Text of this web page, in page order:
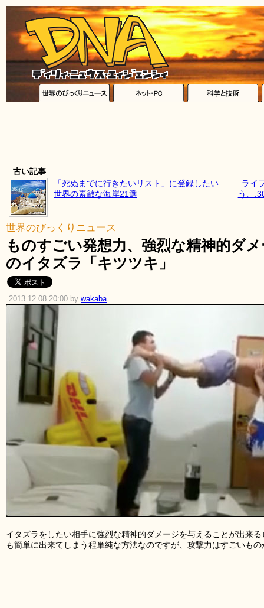
古い記事
「死ぬまでに行きたいリスト」に登録したい
世界の素敵な海岸21選
ライ
う、
世界のびっくりニュース
ものすごい発想力、強烈な精神的ダ
のイタズラ「キツツキ」
2013.12.08 20:00 by wakaba
イタズラをしたい相手に強烈な精神的ダメージを与えることが出来
も簡単に出来てしまう程単純な方法なのですが、攻撃力はすごいも